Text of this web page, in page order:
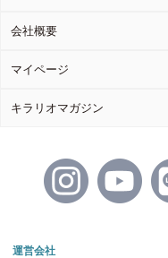
会社概要
マイページ
キラリオマガジン
運営会社